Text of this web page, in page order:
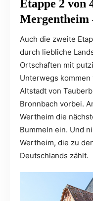
Etappe 2 von
Mergentheim
Auch die zweite
durch liebliche
Ortschaften mit
Unterwegs
Altstadt von
Bronnbach vorbei.
Wertheim die
Bummeln ein. Und
Wertheim, die zu
Deutschlands zählt.